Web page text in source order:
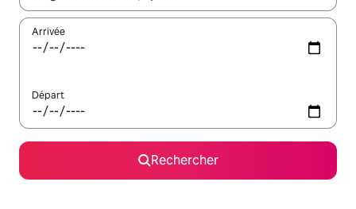
Arrivée
Départ
Rechercher